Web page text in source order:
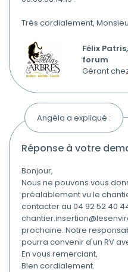
Très cordialement,
Félix
forum
Gérant
Angéla a expliqué :
réponse à votre
Bonjour,
Nous ne pouvons vous
préalablement vu le
contacter au 04 92 52 40
prochaine. Notre
pourra convenir d'un RV
En vous remerciant,
Bien cordialement.